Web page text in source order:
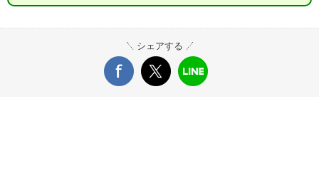
シェアする